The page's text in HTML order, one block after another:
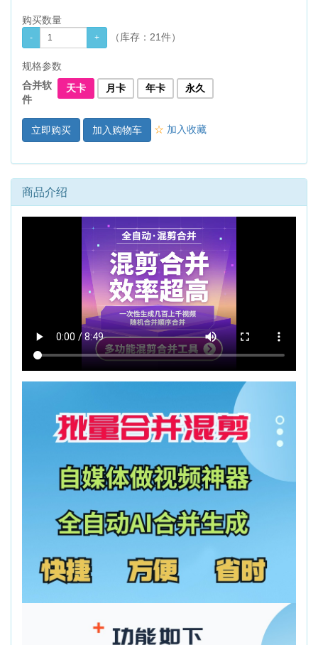
购买数量
（库存： 21件）
规格参数
合并软
件
天卡 月卡 年卡 永久
加入购物车 ☆ 加入收藏
商品介绍